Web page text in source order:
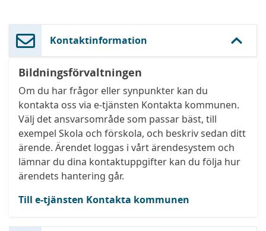
Kontaktinformation
Bildningsförvaltningen
Om du har frågor eller synpunkter kan du
kontakta oss via e-tjänsten Kontakta kommunen.
Välj det ansvarsområde som passar bäst, till
exempel Skola och förskola, och beskriv sedan ditt
ärende. Ärendet loggas i vårt ärendesystem och
lämnar du dina kontaktuppgifter kan du följa hur
ärendets hantering går.
Till e-tjänsten Kontakta kommunen